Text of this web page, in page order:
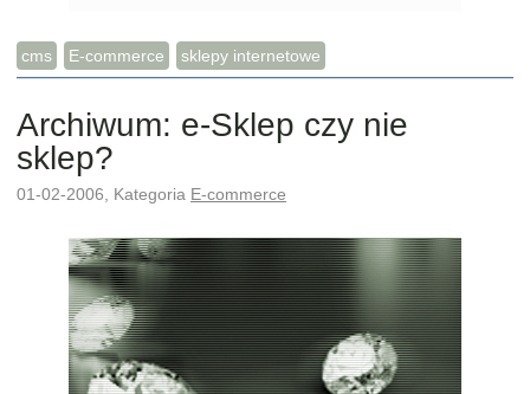
cms E-commerce sklepy internetowe
Archiwum: e-Sklep czy nie
sklep?
01-02-2006, Kategoria E-commerce